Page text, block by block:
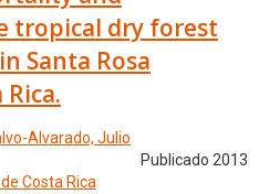
tropical dry forest
Santa Rosa
Alvarado, Julio
Publicado 2013
Costa Rica